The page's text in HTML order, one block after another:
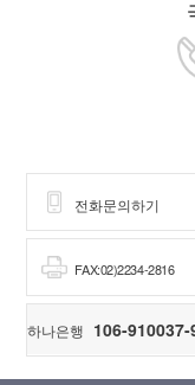
전화문의하기
FAX:02)2234-2816
하나은행 106-